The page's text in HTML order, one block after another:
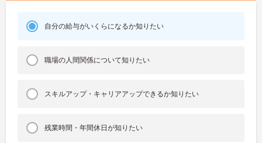
自分の給与がいくらになるか知りたい
職場の人間関係について知りたい
スキルアップ・キャリアアップできるか知りたい
残業時間・年間休日が知りたい